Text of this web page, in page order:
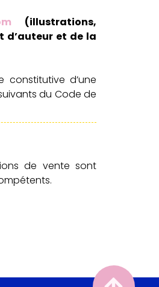
(illustrations,
et de la
constitutive d’une
du Code de
de vente sont